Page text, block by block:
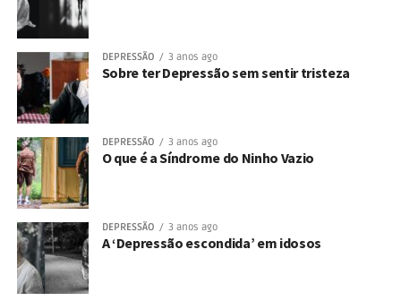
DEPRESSÃO 3 anos ago
Sobre ter Depressão sem sentir tristeza
DEPRESSÃO 3 anos ago
O que é a Síndrome do Ninho Vazio
DEPRESSÃO 3 anos ago
A ‘Depressão escondida’ em idosos